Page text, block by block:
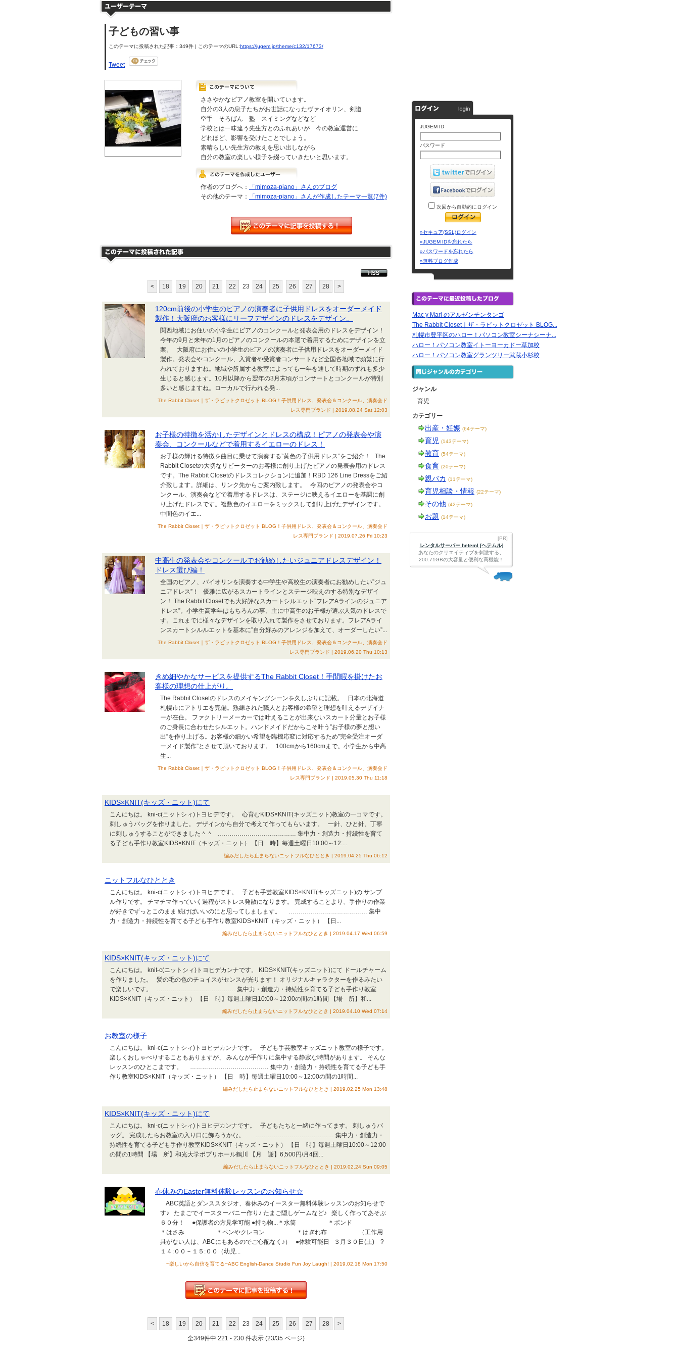
子どもの習い事
このテーマに投稿された記事：349件 | このテーマのURL:https://jugem.jp/theme/c132/17673/
Tweet
ささやかなピアノ教室を開いています。
自分の3人の息子たちがお世話になったヴァイオリン、剣道
空手 そろばん 塾 スイミングなどなど
学校とは一味違う先生方とのふれあいが 今の教室運営に
どれほど、影響を受けたことでしょう。
素晴らしい先生方の教えを思い出しながら
自分の教室の楽しい様子を綴っていきたいと思います。
作者のブログへ：
「mimoza-piano」さんのブログ
その他のテーマ：
「mimoza-piano」さんが作成したテーマ一覧(7件)
< 18 19 20 21 22 23 24 25 26 27 28 >
120cm前後の小学生のピアノの演奏者に子供用ドレスをオーダーメイド
製作！大阪府のお客様にリーフデザインのドレスをデザイン。
関西地域にお住いの小学生にピアノのコンクールと発表会用のドレスをデザイン！
今年の9月と来年の1月のピアノのコンクールの本選で着用するためにデザインを立
案。 大阪府にお住いの小学生のピアノの演奏者に子供用ドレスをオーダーメイド
製作。発表会やコンクール、入賞者や受賞者コンサートなど全国各地域で頻繁に行
われておりますね。地域や所属する教室によっても一年を通して時期のずれも多少
生じると感じます。10月以降から翌年の3月末頃がコンサートとコンクールが特別
多いと感じますね。ローカルで行われる発...
The Rabbit Closet｜ザ・ラビットクロゼット BLOG！子供用ドレス、発表会＆コンクール、演奏会ド
レス専門ブランド | 2019.08.24 Sat 12:03
お子様の特徴を活かしたデザインとドレスの構成！ピアノの発表会や演
奏会、コンクールなどで着用するイエローのドレス！
お子様の輝ける特徴を曲目に乗せて演奏する”黄色の子供用ドレス”をご紹介！ The
Rabbit Closetの大切なリピーターのお客様に創り上げたピアノの発表会用のドレス
です。The Rabbit Closetのドレスコレクションに追加！RBD 126 Line Dressをご紹
介致します。詳細は、リンク先からご案内致します。 今回のピアノの発表会やコ
ンクール、演奏会などで着用するドレスは、ステージに映えるイエローを基調に創
り上げたドレスです。複数色のイエローをミックスして創り上げたデザインです。
中間色のイエ...
The Rabbit Closet｜ザ・ラビットクロゼット BLOG！子供用ドレス、発表会＆コンクール、演奏会ド
レス専門ブランド | 2019.07.26 Fri 10:23
中高生の発表会やコンクールでお勧めしたいジュニアドレスデザイン！
ドレス選び編！
全国のピアノ、バイオリンを演奏する中学生や高校生の演奏者にお勧めしたい”ジュ
ニアドレス”！ 優雅に広がるスカートラインとステージ映えのする特別なデザイ
ン！ The Rabbit Closetでも大好評なスカートシルエット”フレアAラインのジュニア
ドレス”。小学生高学年はもちろんの事、主に中高生のお子様が選ぶ人気のドレスで
す。これまでに様々なデザインを取り入れて製作をさせております。フレアAライ
ンスカートシルルエットを基本に”自分好みのアレンジを加えて、オーダーしたい”...
The Rabbit Closet｜ザ・ラビットクロゼット BLOG！子供用ドレス、発表会＆コンクール、演奏会ド
レス専門ブランド | 2019.06.20 Thu 10:13
きめ細やかなサービスを提供するThe Rabbit Closet！手間暇を掛けたお
客様の理想の仕上がり。
The Rabbit Closetのドレスのメイキングシーンを久しぶりに記載。 日本の北海道
札幌市にアトリエを完備。熟練された職人とお客様の希望と理想を叶えるデザイナ
ーが在住。 ファクトリーメーカーでは叶えることが出来ないスカート分量とお子様
のご身長に合わせたシルエット。ハンドメイドだからこそ叶う”お子様の夢と想い
出”を作り上げる。お客様の細かい希望を臨機応変に対応するため”完全受注オーダ
ーメイド製作”とさせて頂いております。 100cmから160cmまで。小学生から中高
生...
The Rabbit Closet｜ザ・ラビットクロゼット BLOG！子供用ドレス、発表会＆コンクール、演奏会ド
レス専門ブランド | 2019.05.30 Thu 11:18
KIDS×KNIT(キッズ・ニット)にて
こんにちは。 kni-c(ニットシィ)トヨヒデです。 心育むKIDS×KNIT(キッズニット)教室の一コマです。
刺しゅうバッグを作りました。 デザインから自分で考えて作ってもらいます。 一針、ひと針、丁寧
に刺しゅうすることができました＾＾ ………………………………… 集中力・創造力・持続性を育て
る子ども手作り教室KIDS×KNIT（キッズ・ニット） 【日 時】毎週土曜日10:00～12:...
編みだしたら止まらないニットフルなひととき | 2019.04.25 Thu 06:12
ニットフルなひととき
こんにちは。 kni-c(ニットシィ)トヨヒデです。 子ども手芸教室KIDS×KNIT(キッズニット)の サンプ
ル作りです。 チマチマ作っていく過程がストレス発散になります。 完成することより、手作りの作業
が好きでずっとこのまま 続けばいいのにと思ってしまします。 ………………………………… 集中
力・創造力・持続性を育てる子ども手作り教室KIDS×KNIT（キッズ・ニット） 【日...
編みだしたら止まらないニットフルなひととき | 2019.04.17 Wed 06:59
KIDS×KNIT(キッズ・ニット)にて
こんにちは。 knit-c(ニットシィ)トヨヒデカンナです。 KIDS×KNIT(キッズニット)にて ドールチャーム
を作りました。 髪の毛の色のチョイスがセンスが光ります！ オリジナルキャラクターを作るみたい
で楽しいです。 ………………………………… 集中力・創造力・持続性を育てる子ども手作り教室
KIDS×KNIT（キッズ・ニット） 【日 時】毎週土曜日10:00～12:00の間の1時間 【場 所】和...
編みだしたら止まらないニットフルなひととき | 2019.04.10 Wed 07:14
お教室の様子
こんにちは。 kni-c(ニットシィ)トヨヒデカンナです。 子ども手芸教室キッズニット教室の様子です。
楽しくおしゃべりすることもありますが、 みんなが手作りに集中する静寂な時間があります。 そんな
レッスンのひとこまです。 ………………………………… 集中力・創造力・持続性を育てる子ども手
作り教室KIDS×KNIT（キッズ・ニット） 【日 時】毎週土曜日10:00～12:00の間の1時間...
編みだしたら止まらないニットフルなひととき | 2019.02.25 Mon 13:48
KIDS×KNIT(キッズ・ニット)にて
こんにちは。 kni-c(ニットシィ)トヨヒデカンナです。 子どもたちと一緒に作ってます。 刺しゅうバ
ッグ。 完成したらお教室の入り口に飾ろうかな。 ………………………………… 集中力・創造力・
持続性を育てる子ども手作り教室KIDS×KNIT（キッズ・ニット） 【日 時】毎週土曜日10:00～12:00
の間の1時間 【場 所】和光大学ポプリホール鶴川 【月 謝】6,500円/月4回...
編みだしたら止まらないニットフルなひととき | 2019.02.24 Sun 09:05
春休みのEaster無料体験レッスンのお知らせ☆
ABC英語とダンススタジオ、春休みのイースター無料体験レッスンのお知らせで
す♪ たまごでイースターバニー作り♪ たまご隠しゲームなど♪ 楽しく作ってあそぶ
６０分！ ●保護者の方見学可能 ●持ち物...＊水筒 ＊ボンド
＊はさみ ＊ペンやクレヨン ＊はぎれ布 （工作用
具がない人は、ABCにもあるのでご心配なく♪） ●体験可能日 ３月３０日(土) ?
１４:００－１５:００（幼児...
~楽しいから自信を育てる~ABC English-Dance Studio Fun Joy Laugh! | 2019.02.18 Mon 17:50
< 18 19 20 21 22 23 24 25 26 27 28 >
全349件中 221 - 230 件表示 (23/35 ページ)
JUGEM ID
パスワード
次回から自動的にログイン
»セキュア(SSL)ログイン
»JUGEM IDを忘れたら
»パスワードを忘れたら
»無料ブログ作成
Mac y Mari のアルゼンチンタンゴ
The Rabbit Closet｜ザ・ラビットクロゼット BLOG...
札幌市豊平区のハロー！パソコン教室シーナシーナ...
ハロー！パソコン教室イトーヨーカドー草加校
ハロー！パソコン教室グランツリー武蔵小杉校
ジャンル
育児
カテゴリー
出産・妊娠 (64テーマ)
育児 (143テーマ)
教育 (54テーマ)
食育 (20テーマ)
親バカ (11テーマ)
育児相談・情報 (22テーマ)
その他 (42テーマ)
お題 (14テーマ)
[PR]
レンタルサーバー heteml [ヘテムル]
あなたのクリエイティブを刺激する、
200.71GBの大容量と便利な高機能！